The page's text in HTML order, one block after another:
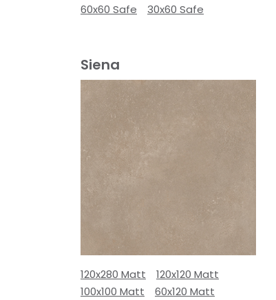
60x60 Safe
30x60 Safe
Siena
120x280 Matt
120x120 Matt
100x100 Matt
60x120 Matt